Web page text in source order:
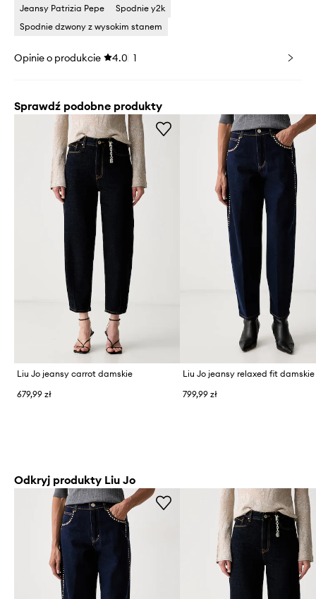
Jeansy Patrizia Pepe
Spodnie y2k
Spodnie dzwony z wysokim stanem
Opinie o produkcie 4.0 1
Sprawdź podobne produkty
Liu Jo jeansy carrot damskie
679,99 zł
Liu Jo jeansy relaxed fit damskie
799,99 zł
Odkryj produkty Liu Jo